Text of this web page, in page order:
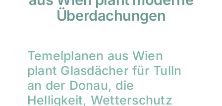
Kontakt
Überdachungen
Temelplanen aus Wien
plant Glasdächer für Tulln
an der Donau, die
Helligkeit, Wetterschutz